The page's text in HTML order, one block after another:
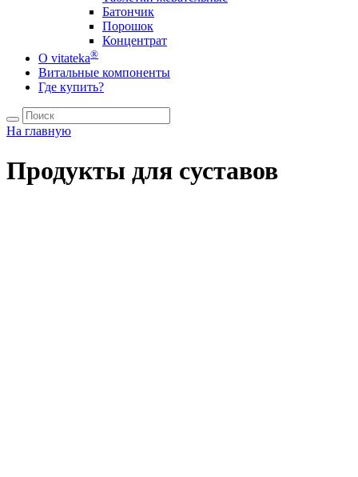
Батончик
Порошок
Концентрат
О vitateka®
Витальные компоненты
Где купить?
На главную
Продукты для суставов